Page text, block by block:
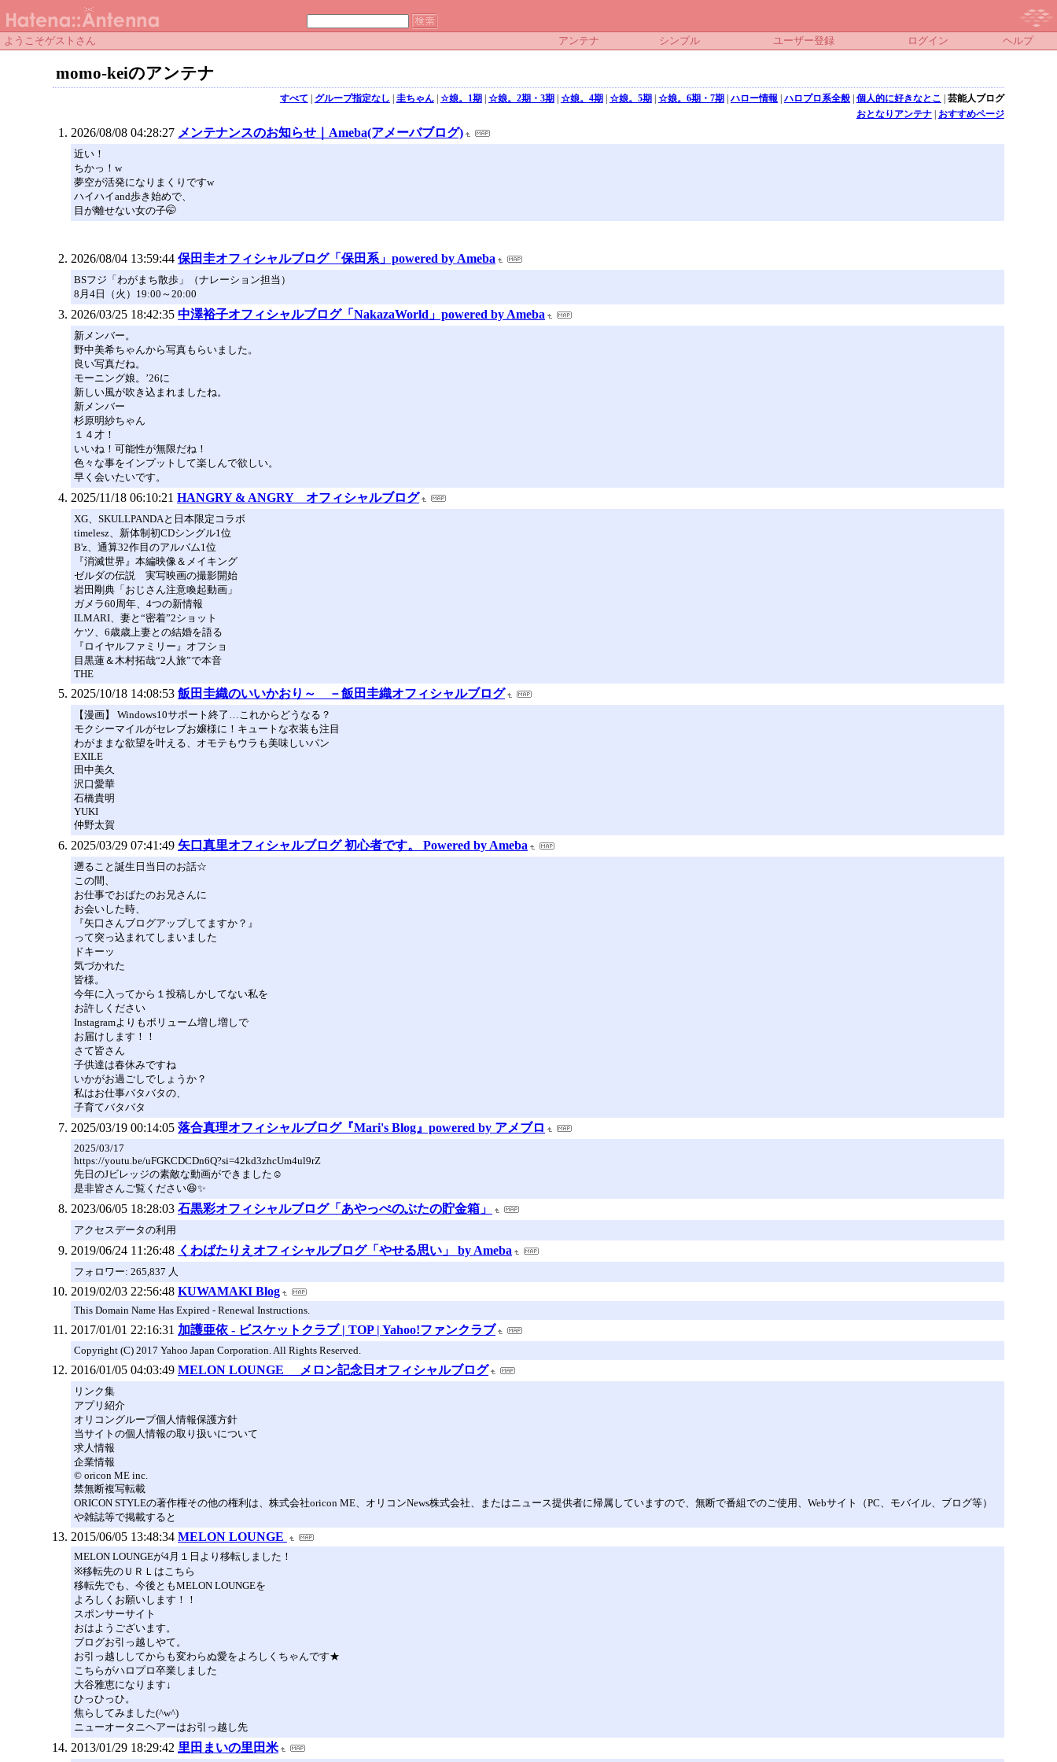
ようこそゲストさん アンテナ シンプル ユーザー登録 ログイン ヘルプ
momo-keiのアンテナ
すべて グループ指定なし 圭ちゃん| ☆娘。1期 ☆娘。2期・3期 ☆娘。4期 ☆娘。5期 ☆娘。6期・7期 |ハロー情報 |ハロプロ系全般| 個人的に好きなとこ
芸能人ブログ
おとなりアンテナ| おすすめページ
2026/08/08 04:28:27 メンテナンスのお知らせ｜Ameba(アメーバブログ)
近い！
ちかっ！w
夢空が活発になりまくりですw
ハイハイand歩き始めで、
目が離せない女の子🤭
2026/08/04 13:59:44 保田圭オフィシャルブログ「保田系」powered by Ameba
​BSフジ「わがまち散歩」（ナレーション担当）
8月4日（火）19:00～20:00
2026/03/25 18:42:35 中澤裕子オフィシャルブログ「NakazaWorld」powered by Ameba
新メンバー。
野中美希ちゃんから写真もらいました。
良い写真だね。
モーニング娘。’26に
新しい風が吹き込まれましたね。
新メンバー
杉原明紗ちゃん
１４才！
いいね！可能性が無限だね！
色々な事をインプットして楽しんで欲しい。
早く会いたいです。
2025/11/18 06:10:21 HANGRY & ANGRY オフィシャルブログ
XG、SKULLPANDAと日本限定コラボ
timelesz、新体制初CDシングル1位
B'z、通算32作目のアルバム1位
『消滅世界』本編映像＆メイキング
ゼルダの伝説 実写映画の撮影開始
岩田剛典「おじさん注意喚起動画」
ガメラ60周年、4つの新情報
ILMARI、妻と“密着”2ショット
ケツ、6歳歳上妻との結婚を語る
『ロイヤルファミリー』オフショ
目黒蓮＆木村拓哉“2人旅”で本音
THE
2025/10/18 14:08:53 飯田圭織のいいかおり～ －飯田圭織オフィシャルブログ
【漫画】 Windows10サポート終了…これからどうなる？
モクシーマイルがセレブお嬢様に！キュートな衣装も注目
わがままな欲望を叶える、オモテもウラも美味しいパン
EXILE
田中美久
沢口愛華
石橋貴明
YUKI
仲野太賀
2025/03/29 07:41:49 矢口真里オフィシャルブログ 初心者です。 Powered by Ameba
遡ること誕生日当日のお話☆
この間、
お仕事でおばたのお兄さんに
お会いした時、
『矢口さんブログアップしてますか？』
って突っ込まれてしまいました
ドキーッ
気づかれた
皆様。
今年に入ってから１投稿しかしてない私を
お許しください
Instagramよりもボリューム増し増しで
お届けします！！
さて皆さん
子供達は春休みですね
いかがお過ごしでしょうか？
私はお仕事バタバタの、
子育てバタバタ
2025/03/19 00:14:05 落合真理オフィシャルブログ『Mari's Blog』powered by アメブロ
2025/03/17
https://youtu.be/uFGKCDCDn6Q?si=42kd3zhcUm4ul9rZ
先日のJビレッジの素敵な動画ができました☺️
是非皆さんご覧ください😆✨
2023/06/05 18:28:03 石黒彩オフィシャルブログ「あやっぺのぶたの貯金箱」
アクセスデータの利用
2019/06/24 11:26:48 くわばたりえオフィシャルブログ「やせる思い」 by Ameba
フォロワー: 265,837 人
2019/02/03 22:56:48 KUWAMAKI Blog
This Domain Name Has Expired - Renewal Instructions.
2017/01/01 22:16:31 加護亜依 - ビスケットクラブ | TOP | Yahoo!ファンクラブ
Copyright (C) 2017 Yahoo Japan Corporation. All Rights Reserved.
2016/01/05 04:03:49 MELON LOUNGE メロン記念日オフィシャルブログ
リンク集
アプリ紹介
オリコングループ個人情報保護方針
当サイトの個人情報の取り扱いについて
求人情報
企業情報
© oricon ME inc.
禁無断複写転載
ORICON STYLEの著作権その他の権利は、株式会社oricon ME、オリコンNews株式会社、またはニュース提供者に帰属していますので、無断で番組でのご使用、Webサイト（PC、モバイル、ブログ等）
や雑誌等で掲載すると
2015/06/05 13:48:34 MELON LOUNGE
MELON LOUNGEが4月１日より移転しました！
※移転先のＵＲＬはこちら
移転先でも、今後ともMELON LOUNGEを
よろしくお願いします！！
スポンサーサイト
おはようございます。
ブログお引っ越しやて。
お引っ越ししてからも変わらぬ愛をよろしくちゃんです★
こちらがハロプロ卒業しました
大谷雅恵になります↓
ひっひっひ。
焦らしてみました(^w^)
ニューオータニヘアーはお引っ越し先
2013/01/29 18:29:42 里田まいの里田米